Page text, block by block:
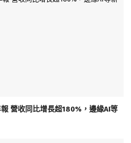
營收同比增長超180%，邊緣AI等